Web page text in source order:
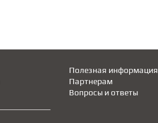
Полезная информация
Партнерам
Вопросы и ответы